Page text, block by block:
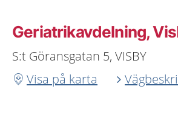
Geriatrikavdelning,
S:t Göransgatan 5, VISBY
Visa på karta